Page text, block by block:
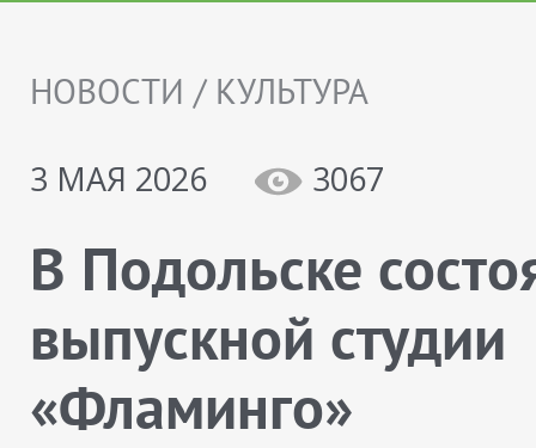
НОВОСТИ / КУЛЬТУРА
3 МАЯ 2026
3067
В Подольске
выпускной студии
«Фламинго»